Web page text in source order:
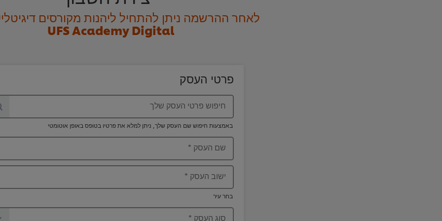
לאחר ההרשמה ניתן להתחיל ליהנות מקורסים
UFS Academy Digital
פרטי העסק
חיפוש פרטי העסק שלך
באמצעות חיפוש שם העסק שלך, ניתן למלא את פרטיו בטופס באופן אוטומטי
שם העסק *
ישוב העסק *
בחר עיר
סוג העסק *